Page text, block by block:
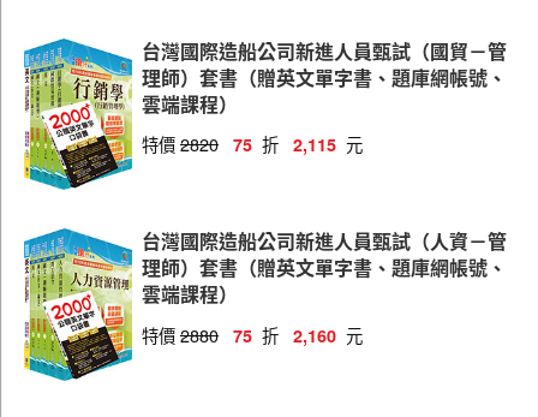
台灣國際造船公司新進人員甄試（國貿－管
理師）套書（贈英文單字書、題庫網帳號、
雲端課程）
特價2820 75 折 2,115 元
台灣國際造船公司新進人員甄試（人資－管
理師）套書（贈英文單字書、題庫網帳號、
雲端課程）
特價2880 75 折 2,160 元